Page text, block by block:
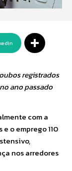
registrados
ano passado
com a
o emprego 110
nos arredores